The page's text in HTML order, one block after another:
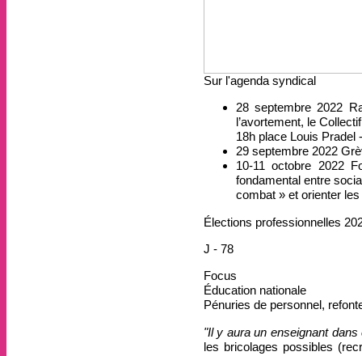
Sur l'agenda syndical
28 septembre 2022
l’avortement, le
18h place Louis Pradel
29 septembre 2022
10-11 octobre 2022
fondamental entre
combat » et orienter
Élections professionnelles
J - 78
Focus
Éducation nationale
Pénuries de personnel,
"Il y aura un enseignant
les bricolages possibles